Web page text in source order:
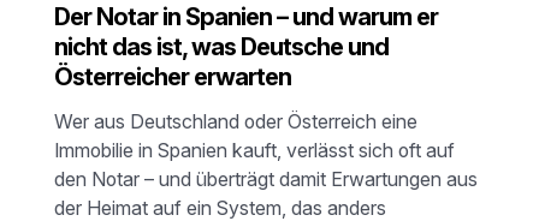
Der Notar in Spanien – und warum er
nicht das ist, was Deutsche und
Österreicher erwarten
Wer aus Deutschland oder Österreich eine
Immobilie in Spanien kauft, verlässt sich oft auf
den Notar – und überträgt damit Erwartungen aus
der Heimat auf ein System, das anders